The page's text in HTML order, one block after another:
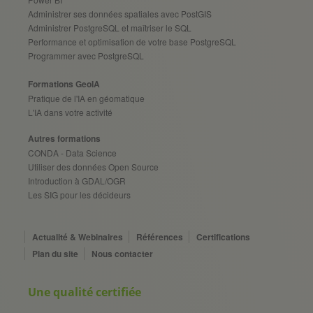
Administrer ses données spatiales avec PostGIS
Administrer PostgreSQL et maîtriser le SQL
Performance et optimisation de votre base PostgreSQL
Programmer avec PostgreSQL
Formations GeoIA
Pratique de l'IA en géomatique
L'IA dans votre activité
Autres formations
CONDA - Data Science
Utiliser des données Open Source
Introduction à GDAL/OGR
Les SIG pour les décideurs
Actualité & Webinaires Références
Certifications
Plan du site
Nous contacter
Une qualité certifiée